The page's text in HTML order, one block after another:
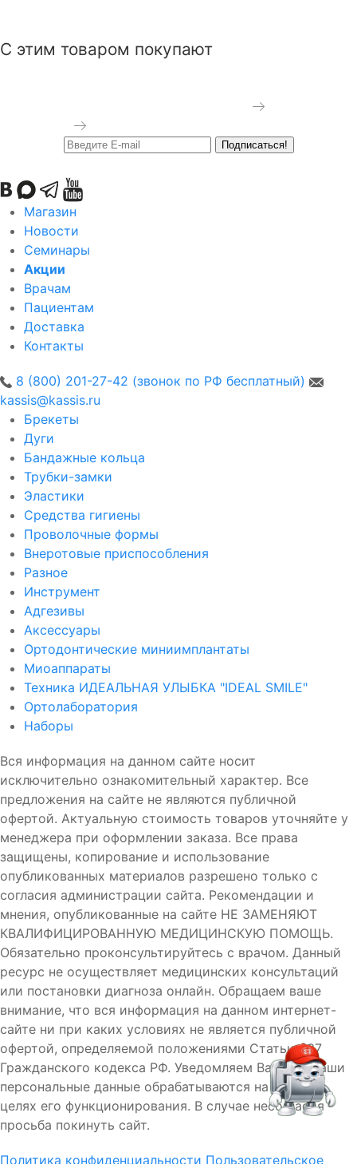
С этим товаром покупают
Подписаться!
Магазин
Новости
Семинары
Акции
Врачам
Пациентам
Доставка
Контакты
8 (800) 201-27-42 (звонок по РФ бесплатный)
kassis@kassis.ru
Брекеты
Дуги
Бандажные кольца
Трубки-замки
Эластики
Средства гигиены
Проволочные формы
Внеротовые приспособления
Разное
Инструмент
Адгезивы
Аксессуары
Ортодонтические миниимплантаты
Миоаппараты
Техника ИДЕАЛЬНАЯ УЛЫБКА "IDEAL SMILE"
Ортолаборатория
Наборы
Вся информация на данном сайте носит
исключительно ознакомительный характер. Все
предложения на сайте не являются публичной
офертой. Актуальную стоимость товаров уточняйте у
менеджера при оформлении заказа. Все права
защищены, копирование и использование
опубликованных материалов разрешено только с
согласия администрации сайта. Рекомендации и
мнения, опубликованные на сайте НЕ ЗАМЕНЯЮТ
КВАЛИФИЦИРОВАННУЮ МЕДИЦИНСКУЮ ПОМОЩЬ.
Обязательно проконсультируйтесь с врачом. Данный
ресурс не осуществляет медицинских консультаций
или постановки диагноза онлайн. Обращаем ваше
внимание, что вся информация на данном интернет-
сайте ни при каких условиях не является публичной
офертой, определяемой положениями Статьи 437
Гражданского кодекса РФ. Уведомляем Вас, что Ваши
персональные данные обрабатываются на сайте в
целях его функционирования. В случае несогласия
просьба покинуть сайт.
Политика конфиденциальности Пользовательское